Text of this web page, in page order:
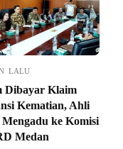
LALU
Dibayar Klaim
Kematian, Ahli
ke Komisi
Medan